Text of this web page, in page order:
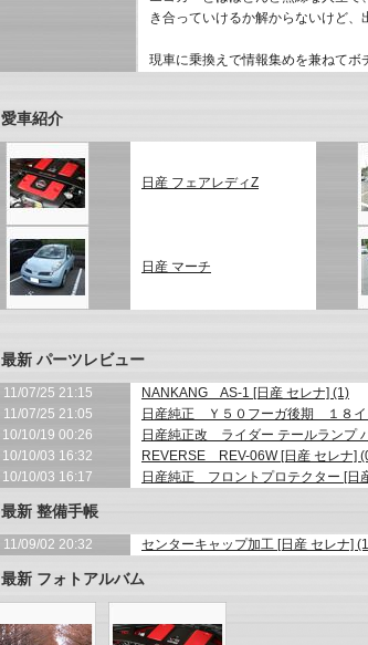
き合っていけるか解からないけど、
現車に乗換えで情報集めを兼ねてボ
愛車紹介
日産 フェアレディZ
日産 マーチ
最新 パーツレビュー
11/07/25 21:15
NANKANG AS-1 [日産 セレナ] (1)
11/07/25 21:05
日産純正 Ｙ５０フーガ後期 １８イ
10/10/19 00:26
日産純正改 ライダー テールランプ
10/10/03 16:32
REVERSE REV-06W [日産 セレナ]
10/10/03 16:17
日産純正 フロントプロテクター [日
最新 整備手帳
11/09/02 20:32 センターキャップ加工 [日産 セレナ]
最新 フォトアルバム